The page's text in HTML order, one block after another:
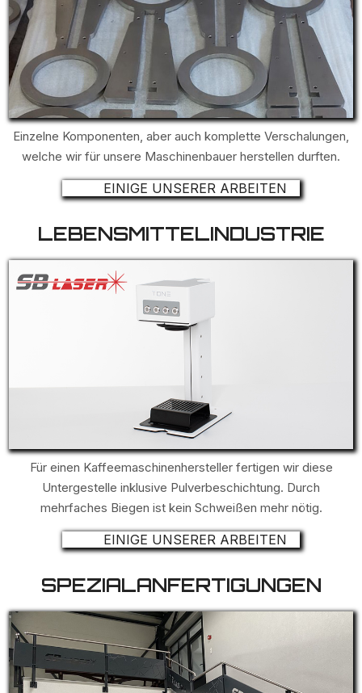
Einzelne Komponenten, aber auch komplette Verschalungen,
welche wir für unsere Maschinenbauer herstellen durften.
EINIGE UNSERER ARBEITEN
LEBENSMITTELINDUSTRIE
Für einen Kaffeemaschinenhersteller fertigen wir diese
Untergestelle inklusive Pulverbeschichtung. Durch
mehrfaches Biegen ist kein Schweißen mehr nötig.
EINIGE UNSERER ARBEITEN
SPEZIALANFERTIGUNGEN